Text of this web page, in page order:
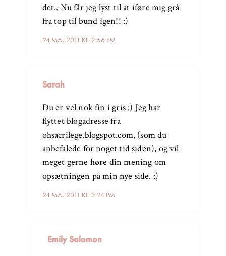
24 MAJ 2011 KL. 2:56 PM
det.. Nu får jeg lyst til at iføre mig grå
fra top til bund igen!! :)
Sarah
24 MAJ 2011 KL. 3:24 PM
Du er vel nok fin i gris :) Jeg har
flyttet blogadresse fra
ohsacrilege.blogspot.com, (som du
anbefalede for noget tid siden), og vil
meget gerne høre din mening om
opsætningen på min nye side. :)
Emily Salomon